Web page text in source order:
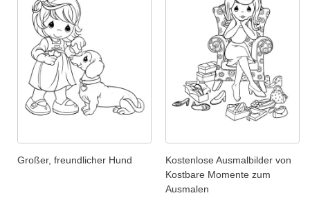
Großer, freundlicher Hund
Kostenlose Ausmalbilder von
Kostbare Momente zum
Ausmalen